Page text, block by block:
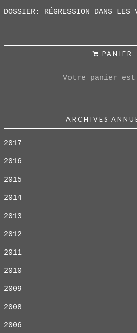
DOSSIER: RÉGRESSION DANS LES
PANIER
Votre panier
ARCHIVES
2017
2016
2015
2014
2013
2012
2011
2010
2009
2008
2006